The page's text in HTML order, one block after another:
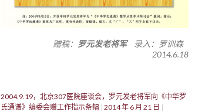
赠稿： 罗元发老将军录入：罗训森
2014.6.18
2004.9.19，北京307医院座谈会，罗元发老将军向《中华罗
氏通谱》编委会赠工作指示条幅 2014 年 6 月 21 日